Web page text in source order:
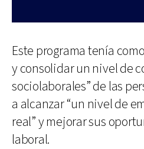
Este programa tenía
y consolidar un nivel de
sociolaborales” de las
a alcanzar “un nivel de
real” y mejorar sus
laboral.